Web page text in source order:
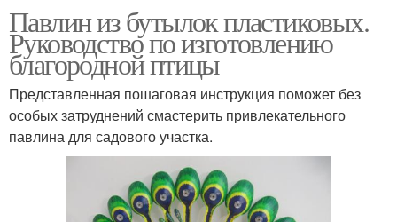
Павлин из бутылок пластиковых.
Руководство по изготовлению
благородной птицы
Представленная пошаговая инструкция поможет без
особых затруднений смастерить привлекательного
павлина для садового участка.